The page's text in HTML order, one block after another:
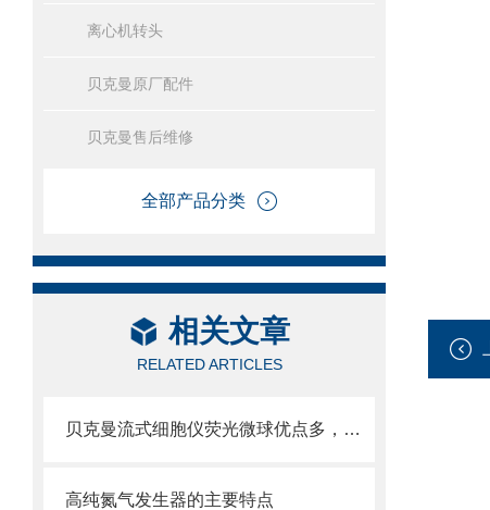
离心机转头
贝克曼原厂配件
贝克曼售后维修
全部产品分类
相关文章
RELATED ARTICLES
贝克曼流式细胞仪荧光微球优点多，实用效果好
高纯氮气发生器的主要特点